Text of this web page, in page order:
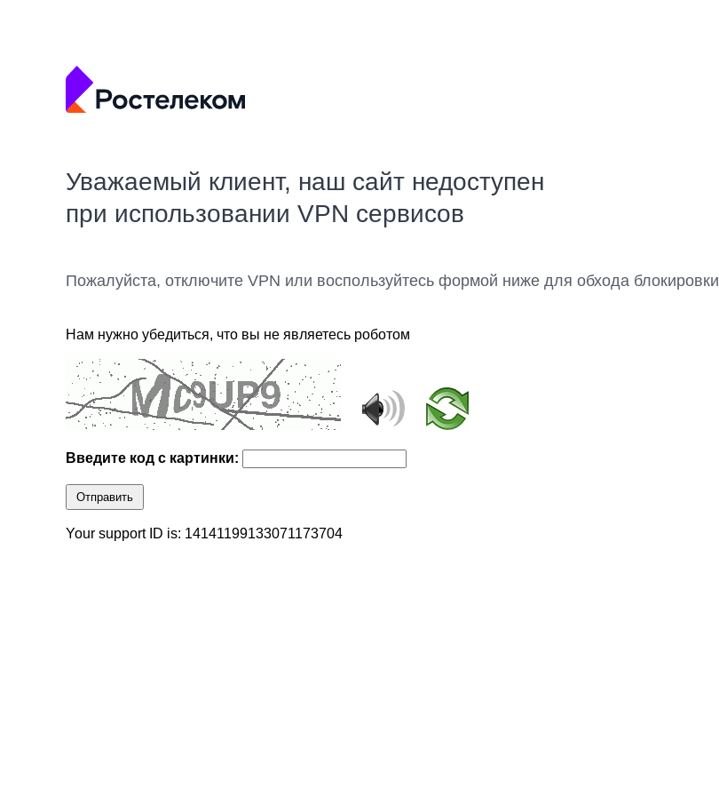
Уважаемый клиент, наш сайт недоступен
при использовании VPN сервисов
Пожалуйста, отключите VPN или воспользуйтесь формой ниже для обхода блокировки
Нам нужно убедиться, что вы не являетесь роботом
Введите код с картинки:
Отправить
Your support ID is: 14141199133071173704